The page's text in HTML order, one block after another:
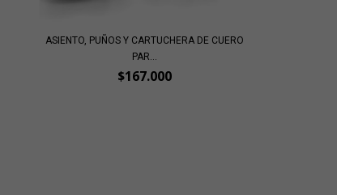
ASIENTO, PUÑOS Y CARTUCHERA DE CUERO
PAR...
$167.000